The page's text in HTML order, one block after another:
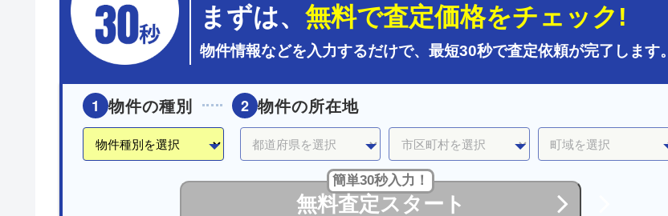
まずは、 無料で査定価格をチェック!
物件情報などを入力するだけで、最短30秒で査定依頼が完了します。
1 物件の種別 2 物件の所在地
簡単30秒入力！
無料査定スタート